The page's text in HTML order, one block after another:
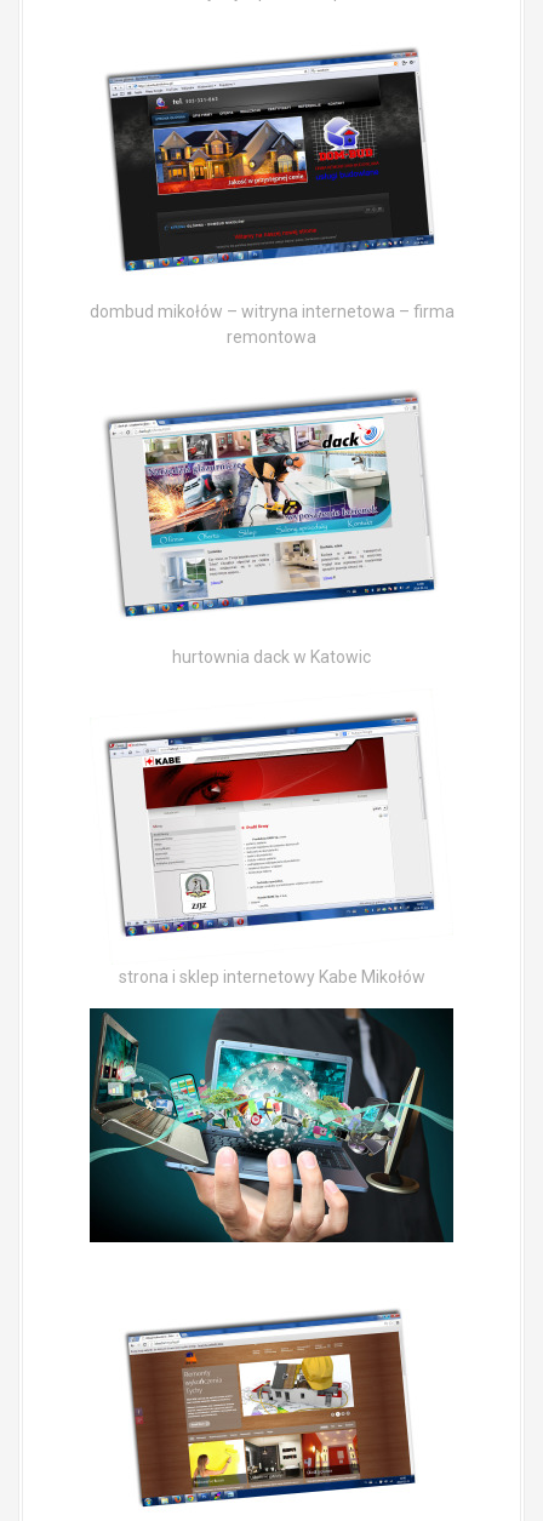
dombud mikołów – witryna internetowa – firma
remontowa
hurtownia dack w Katowic
strona i sklep internetowy Kabe Mikołów